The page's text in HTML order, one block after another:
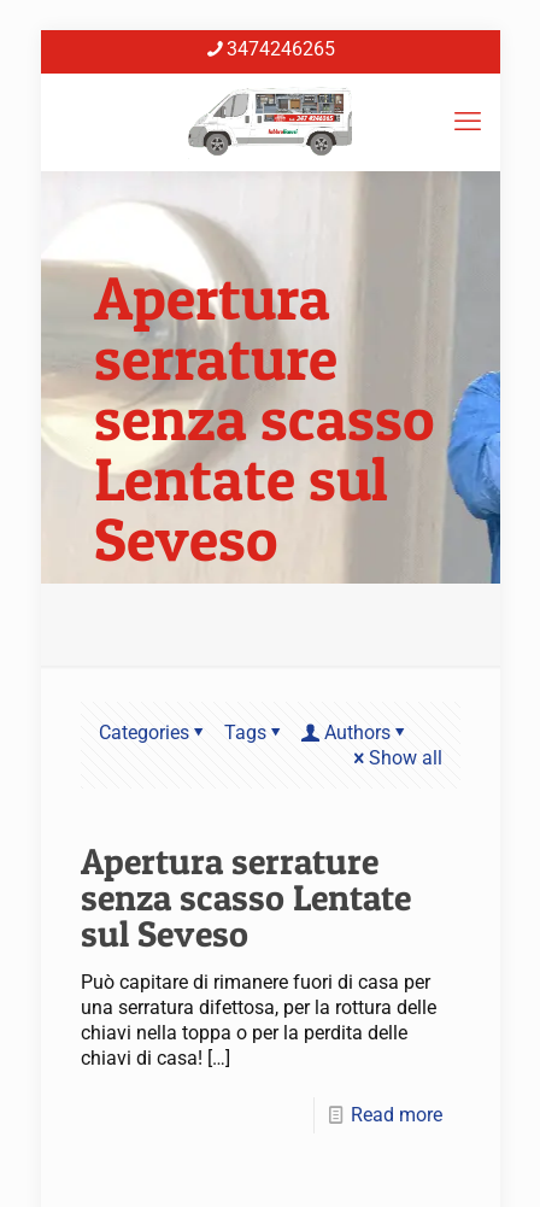
3474246265
Apertura
serrature
senza scasso
Lentate sul
Seveso
Categories Tags
Authors
Show all
Apertura serrature
senza scasso Lentate
sul Seveso
Può capitare di rimanere fuori di casa per
una serratura difettosa, per la rottura delle
chiavi nella toppa o per la perdita delle
chiavi di casa! […]
Read more